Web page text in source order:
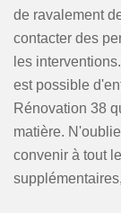
de ravalement
contacter des
les
est possible
Rénovation 38
matière.
convenir à tout